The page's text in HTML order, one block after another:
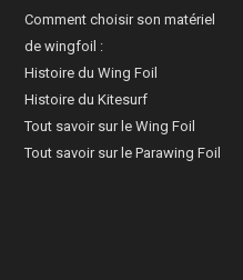
Comment choisir son matériel
de wingfoil :
Histoire du Wing Foil
Histoire du Kitesurf
Tout savoir sur le Wing Foil
Tout savoir sur le Parawing Foil